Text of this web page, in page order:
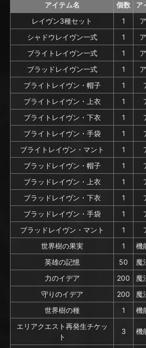
アイテム名
個数 ア
レイヴン3種セット
1
シャドウレイヴン一式
1
ブライトレイヴン一式
1
ブラッドレイヴン一式
1
ブライトレイヴン・帽子
1
ブライトレイヴン・上衣
1
ブライトレイヴン・下衣
1
ブライトレイヴン・手袋
1
ブライトレイヴン・マント
1
ブラッドレイヴン・帽子
1
ブラッドレイヴン・上衣
1
ブラッドレイヴン・下衣
1
ブラッドレイヴン・手袋
1
ブラッドレイヴン・マント
1
世界樹の果実
1 機
英雄の記憶
50 魔
力のイデア
200 魔
守りのイデア
200 魔
世界樹の種
1 機
エリアクエスト再発生チケッ
ト
3 機